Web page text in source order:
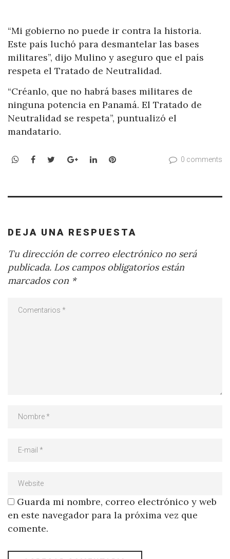
“Mi gobierno no puede ir contra la historia.
Este país luchó para desmantelar las bases
militares”, dijo Mulino y aseguro que el país
respeta el Tratado de Neutralidad.
“Créanlo, que no habrá bases militares de
ninguna potencia en Panamá. El Tratado de
Neutralidad se respeta”, puntualizó el
mandatario.
WhatsApp
Facebook
TwitterGoogle+LinkedInPinterest 0 comments
DEJA UNA RESPUESTA
Tu dirección de correo electrónico no será
publicada. Los campos obligatorios están
marcados con *
Guarda mi nombre, correo electrónico y web
en este navegador para la próxima vez que
comente.